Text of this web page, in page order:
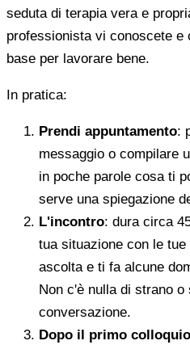
seduta di terapia vera e
professionista vi conoscete e
base per lavorare bene.
In pratica:
Prendi appuntamento:
messaggio o compilare
in poche parole cosa ti
serve una spiegazione
L'incontro: dura circa
tua situazione con le
ascolta e ti fa alcune
Non c'è nulla di strano o
conversazione.
Dopo il primo colloquio